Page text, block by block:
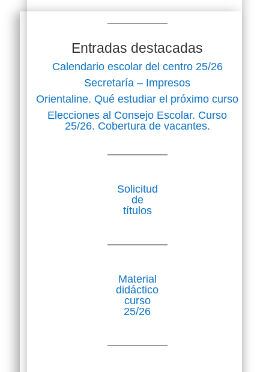
en Formación
Profesional Básica
https://www.gobiernodecanarias
.org/educacion/web/alumnado-
familias/admision_alumnado/fpb
/index.html
Plazo FPB: del 22/06/2026
al 29/06/2026 (alumnado del
centro).
Del 2/07/2026 al 9/07/2026
(alumnado de nueva
incorporación al centro)
Leer más
Entradas destacadas
Calendario escolar del centro 25/26
Secretaría – Impresos
Orientaline. Qué estudiar el próximo curso
Elecciones al Consejo Escolar. Curso
25/26. Cobertura de vacantes.
Solicitud
de
títulos
Material
didáctico
curso
25/26